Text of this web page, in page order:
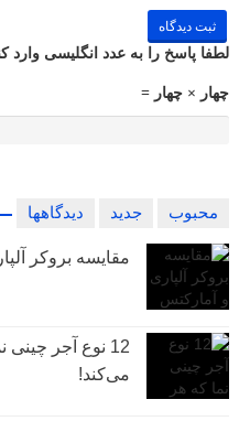
لطفا پاسخ را به عدد انگلیسی وارد
چهار × چهار =
محبوب جدید دیدگاهها
مقایسه بروکر
12 نوع آجر
می‌کند!